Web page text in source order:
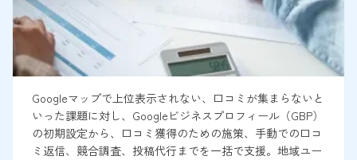
Googleマップで上位表示されない、口コミが集まらないと
いった課題に対し、Googleビジネスプロフィール（GBP）
の初期設定から、口コミ獲得のための施策、手動での口コ
ミ返信、競合調査、投稿代行までを一括で支援。地域ユー